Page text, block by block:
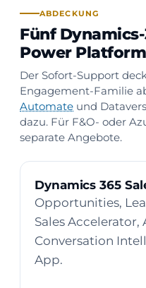
ABDECKUNG
Fünf Dynamics-
Power
Der Sofort-Support
Engagement-Familie
Automate und
dazu. Für F&O- oder
separate Angebote.
Dynamics 365
Opportunities,
Sales Accelerator,
Conversation
App.